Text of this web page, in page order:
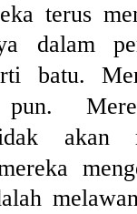
terus
dalam
batu.
akan